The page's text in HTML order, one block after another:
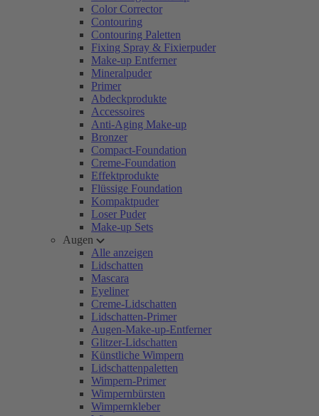
Color Corrector
Contouring
Contouring Paletten
Fixing Spray & Fixierpuder
Make-up Entferner
Mineralpuder
Primer
Abdeckprodukte
Accessoires
Anti-Aging Make-up
Bronzer
Compact-Foundation
Creme-Foundation
Effektprodukte
Flüssige Foundation
Kompaktpuder
Loser Puder
Make-up Sets
Augen
Alle anzeigen
Lidschatten
Mascara
Eyeliner
Creme-Lidschatten
Lidschatten-Primer
Augen-Make-up-Entferner
Glitzer-Lidschatten
Künstliche Wimpern
Lidschattenpaletten
Wimpern-Primer
Wimpernbürsten
Wimpernkleber